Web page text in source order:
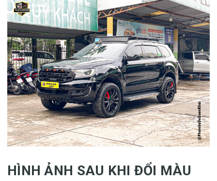
HÌNH ẢNH SAU KHI ĐỔI MÀU